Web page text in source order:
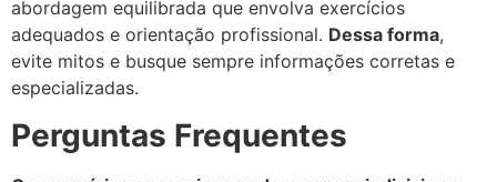
abordagem equilibrada que envolva exercícios
adequados e orientação profissional. Dessa forma,
evite mitos e busque sempre informações corretas e
especializadas.
Perguntas Frequentes